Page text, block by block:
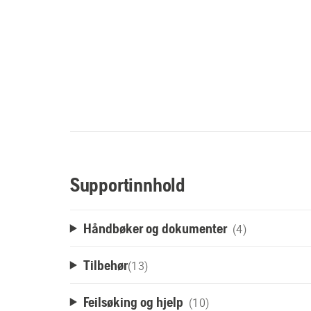
Supportinnhold
Håndbøker og dokumenter (4)
Tilbehør(13)
Feilsøking og hjelp (10)